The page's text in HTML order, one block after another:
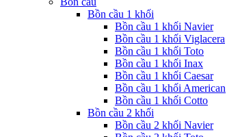
Bồn cầu 1 khối
Bồn cầu 1 khối Navier
Bồn cầu 1 khối Viglacera
Bồn cầu 1 khối Toto
Bồn cầu 1 khối Inax
Bồn cầu 1 khối Caesar
Bồn cầu 1 khối American
Bồn cầu 1 khối Cotto
Bồn cầu 2 khối
Bồn cầu 2 khối Navier